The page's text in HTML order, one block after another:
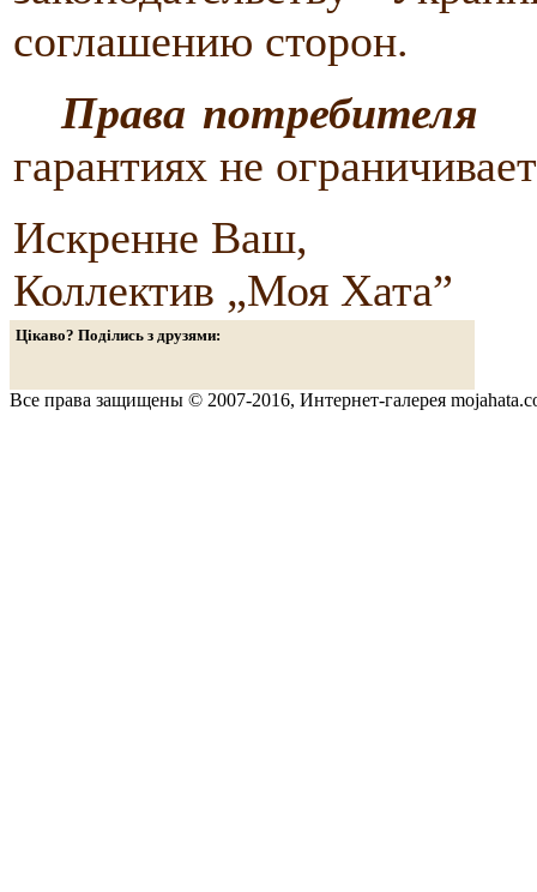
соглашению сторон.
Права потребителя
гарантиях не
Искренне Ваш,
Коллектив „Моя Хата”
Цікаво? Поділись з друзями:
Все права защищены © 2007-2016, Интернет-галерея